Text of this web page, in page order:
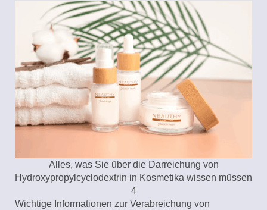
Alles, was Sie über die Darreichung von
Hydroxypropylcyclodextrin in Kosmetika wissen müssen
4
Wichtige Informationen zur Verabreichung von